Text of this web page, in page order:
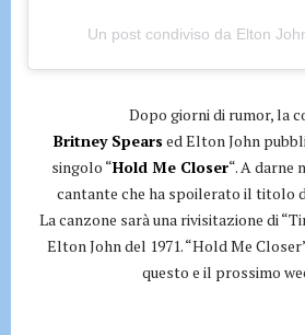
Un post condiviso da Elton
Dopo giorni di rumor, la
Britney Spears ed Elton John
singolo “Hold Me Closer“. A darne
cantante che ha spoilerato il titolo
La canzone sarà una rivisitazione di
Elton John del 1971. “Hold Me
questo e il prossimo